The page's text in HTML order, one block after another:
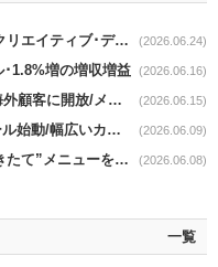
ターゲットnews｜ミズラヒ氏を初の｢クリエイティブ･ディレクター｣に起用 (2026.06.24)
･1.8%増の増収増益 (2026.06.16)
ウォルマートnews｜Walmart.comを海外顧客に開放/メキシコへ配送開始 (2026.06.15)
Amazon news｜プライムデー先行セール始動/幅広いカテゴリーで割引き (2026.06.09)
ウォルマートnews｜サブウェイの“できたて”メニューを最短30分で配送 (2026.06.08)
一覧